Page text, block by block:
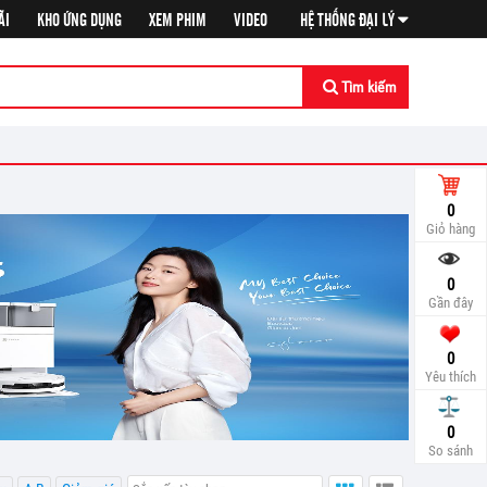
KHO ỨNG DỤNG XEM PHIM VIDEO HỆ THỐNG ĐẠI LÝ
Tìm kiếm
0
Giỏ hàng
0
Gần đây
0
Yêu thích
0
So sánh
So